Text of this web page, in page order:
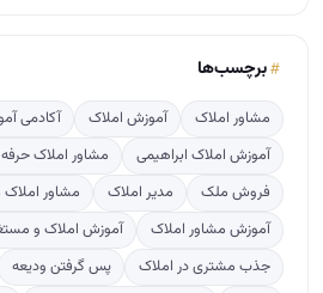
برچسب‌ها
مشاور املاک آموزش املاک
آکادمی
آموزش املاک ابراهیمی
مشاور املاک
فروش ملک
مدیر املاک
مشاور
آموزش مشاور املاک
آموزش املاک و
جذب مشتری در املاک
پس گرفتن ودیعه